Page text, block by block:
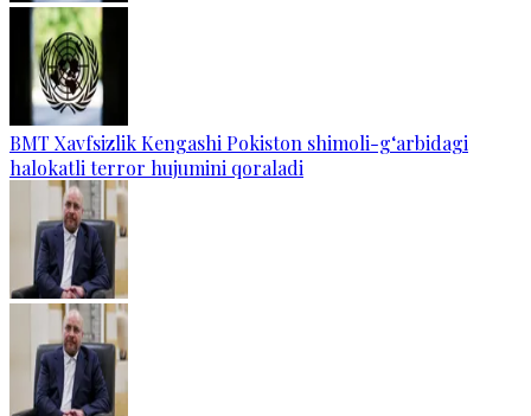
BMT Xavfsizlik Kengashi Pokiston shimoli-g‘arbidagi
halokatli terror hujumini qoraladi